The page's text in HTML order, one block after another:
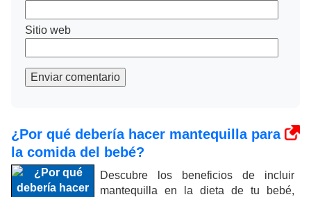
Sitio web
Enviar comentario
¿Por qué debería hacer mantequilla para
la comida del bebé?
Descubre los beneficios de incluir
mantequilla en la dieta de tu bebé,